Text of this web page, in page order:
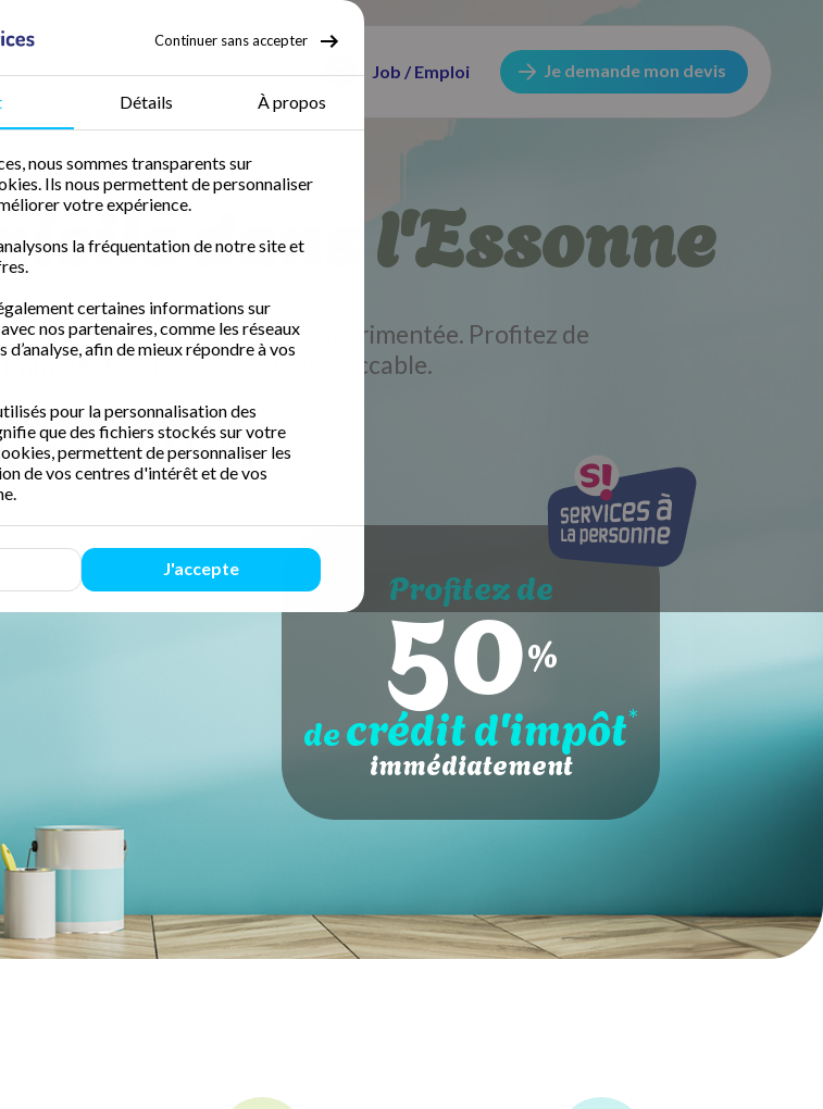
Job / Emploi Je demande mon devis
Continuer sans accepter
Détails À propos
nous sommes transparents sur
Ils nous permettent de personnaliser
votre expérience.
la fréquentation de notre site et
certaines informations sur
nos partenaires, comme les réseaux
d’analyse, afin de mieux répondre à vos
pour la personnalisation des
que des fichiers stockés sur votre
permettent de personnaliser les
de vos centres d'intérêt et de vos
J'accepte
dans l'Essonne
de ménage fiable et expérimentée. Profitez de
immédiatpour un domicile impeccable.
un devis gratuit
Profitez de
50%
decrédit d'impôt*
immédiatement